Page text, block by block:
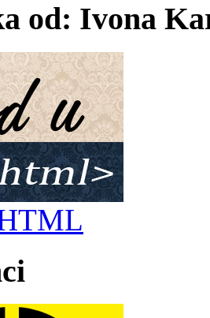
od: Ivona